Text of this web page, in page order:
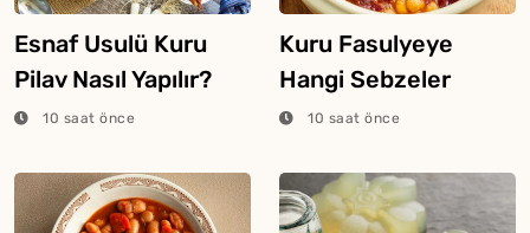
Esnaf Usulü Kuru
Pilav Nasıl Yapılır?
10 saat önce
Kuru Fasulyeye
Hangi Sebzeler
Konur?
10 saat önce